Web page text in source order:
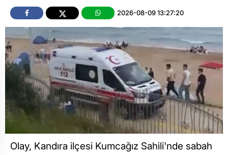
2026-08-09 13:27:20
Olay, Kandıra ilçesi Kumcağız Sahili'nde sabah